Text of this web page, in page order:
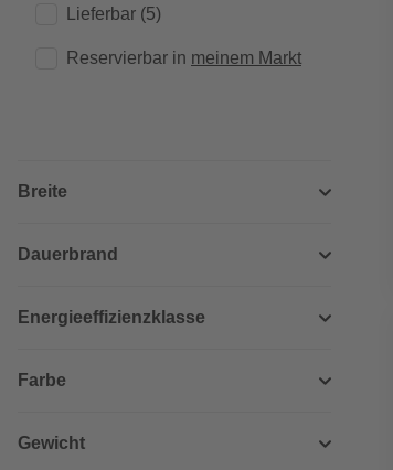
Lieferbar (5)
Reservierbar in meinem Markt
Breite
Dauerbrand
Energieeffizienzklasse
Farbe
Gewicht